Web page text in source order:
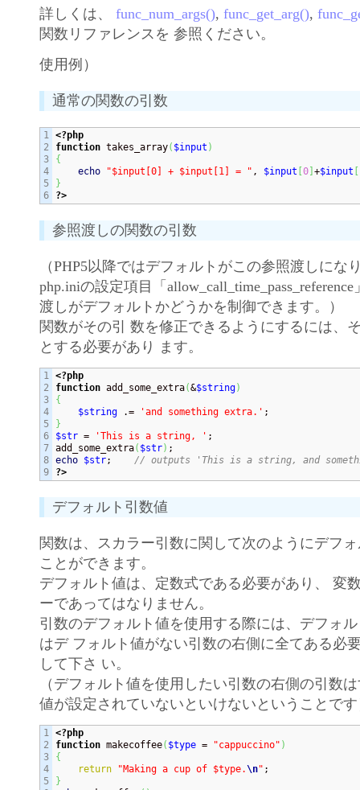
詳しくは、func_num_args(),func_get_arg(),
関数リファレンスを 参照ください。
使用例）
通常の関数の引数
1
2
3
4
5
<?php
function takes_array( $input )
{
echo
"$input[0] + $input[1] = " , $input [0]+$input [
}
?>
参照渡しの関数の引数
（PHP5以降ではデフォルトがこの参照渡しにな
php.iniの設定項目「
渡しがデフォルトかどうかを制御できます。）
関数がその引 数を修正できるようにするには、
とする必要があり ます。
1
2
3
4
5
6
7
8
<?php
function add_some_extra(&$string)
{
$string .= 'and something extra.'
}
$str = 'This is a string, ' ;
add_some_extra( $str)
echo $str; // outputs 'This is a string, and
?>
デフォルト引数値
関数は、スカラー引数に関して次のようにデフ
ことができます。
デフォルト値は、定数式である必要があり、 変
ーであってはなりません。
引数のデフォルト値を使用する際には、デフォ
はデ フォルト値がない引数の右側に全てある必
して下さ い。
（デフォルト値を使用したい引数の右側の引数
値が設定されていないといけないということで
1
2
3
4
5
<?php
function makecoffee( $type = "cappuccino" )
{
return
"Making a cup of $type.\n"
}